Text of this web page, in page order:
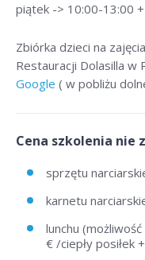
piątek -> 10:00-13:00
Zbiórka dzieci na
Restauracji Dolasilla w
Google ( w pobliżu
Cena szkolenia nie
sprzętu
karnetu
lunchu
€ /ciepły posiłek